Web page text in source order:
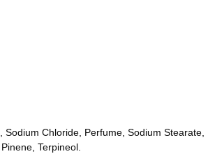
Chloride, Perfume, Sodium Stearate,
Terpineol.